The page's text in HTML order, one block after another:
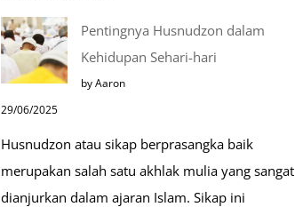
Dabbah
Menjelang
Pentingnya Husnudzon dalam
Kehidupan Sehari-hari
by Aaron
29/06/2025
Husnudzon atau sikap berprasangka baik
merupakan salah satu akhlak mulia yang sangat
dianjurkan dalam ajaran Islam. Sikap ini